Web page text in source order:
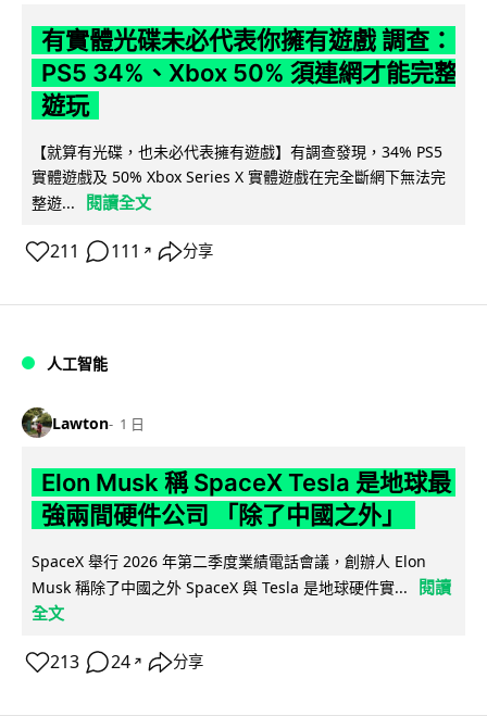
有實體光碟未必代表你擁有遊戲 調查：
PS5 34%、Xbox 50% 須連網才能完整
遊玩
【就算有光碟，也未必代表擁有遊戲】有調查發現，34% PS5
實體遊戲及 50% Xbox Series X 實體遊戲在完全斷網下無法完
整遊...
閱讀全文
211 111 ↗ 分享
人工智能
Lawton 1 日
Elon Musk 稱 SpaceX Tesla 是地球最
強兩間硬件公司 「除了中國之外」
SpaceX 舉行 2026 年第二季度業績電話會議，創辦人 Elon
Musk 稱除了中國之外 SpaceX 與 Tesla 是地球硬件實...
閱讀
全文
213 24 ↗ 分享